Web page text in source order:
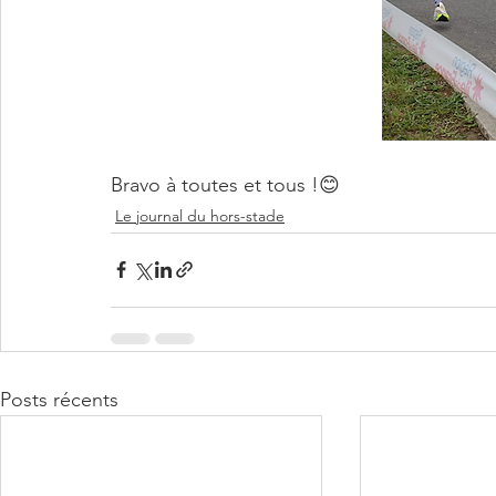
Bravo à toutes et tous !😊
Le journal du hors-stade
Posts récents